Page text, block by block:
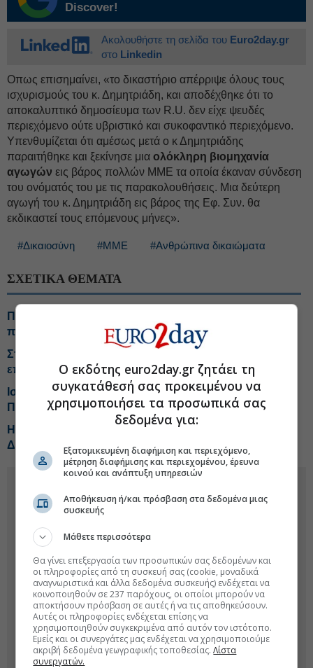
Discover!
Ακολουθήστε τη σελίδα του Euro2day.gr
στο Linkedin
Οπως επισημαίνει, «το δικαστήριο απέρριψε όλους τους
ισχυρισμούς του κ. Δημητριάδη, και αποδέχθηκε ότι το
αποκαλυπτικό δημοσίευμα των R.U. δεν είχε ψευδές
περιεχόμενο ούτε υβριστικό και συκοφαντικό περιεχόμενο.
Υπενθυμίζεται ότι αμέσως μετά ο κ Δημητριάδης
παραιτήθηκε και ξεκίνησε μια ολόκληρη βιομηχανία
αγωγών εις βάρος πολλών ΜΜΕ τα οποία έκαναν σύνδεση
του ονόματός του με τις παρακολουθήσεις. Μια δεύτερη
αγωγή του κ. Δημητριάδη εις βάρος της Εφ. Συν. θα
εκδικαστεί τους επόμενους μήνες».
#Δικαιοσύνη #ΜΜΕ #Ανθρώπινα δικαιώματα
ΣΧΕΤΙΚΑ ΘΕΜΑΤΑ
Προφυλακίστηκε ο δήμαρχος Στυλίδας για την
πυρκαγιά στη Δυτική Αττική
Στην Εισαγγελία η 46χρονη που κατηγορείται για την
επίθεση στη Marfin
Ισραήλ: Έποικος κατηγορείται για τον θάνατο
Παλαιστίνιου ακτιβιστή στην Δυτική Όχθη
ΗΠΑ: Το Νέο Μεξικό προσέφυγε κατά του υπουργείου
Δικαιοσύνης ζητώντας πρόσβαση στα αρχεία Έπστιν
Ο εκδότης euro2day.gr ζητάει τη
συγκατάθεσή σας προκειμένου να
χρησιμοποιήσει τα προσωπικά σας
δεδομένα για:
Εξατομικευμένη διαφήμιση και περιεχόμενο,
μέτρηση διαφήμισης και περιεχομένου, έρευνα
κοινού και ανάπτυξη υπηρεσιών
Αποθήκευση ή/και πρόσβαση στα δεδομένα μιας
συσκευής
Μάθετε περισσότερα
Θα γίνει επεξεργασία των προσωπικών σας δεδομένων και
οι πληροφορίες από τη συσκευή σας (cookie, μοναδικά
αναγνωριστικά και άλλα δεδομένα συσκευής) ενδέχεται να
κοινοποιηθούν σε 237 παρόχους, οι οποίοι μπορούν να
αποκτήσουν πρόσβαση σε αυτές ή να τις αποθηκεύσουν.
Αυτές οι πληροφορίες ενδέχεται επίσης να
χρησιμοποιηθούν συγκεκριμένα από αυτόν τον ιστότοπο.
Εμείς και οι συνεργάτες μας ενδέχεται να χρησιμοποιούμε
ακριβή δεδομένα γεωγραφικής τοποθεσίας.Λίστα
συνεργατών.